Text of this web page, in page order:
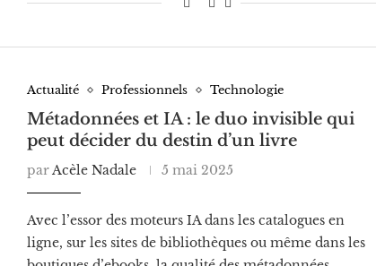
Actualité Professionnels Technologie
Métadonnées et IA : le duo invisible qui
peut décider du destin d’un livre
parAcèle Nadale 5 mai 2025
Avec l’essor des moteurs IA dans les catalogues en
ligne, sur les sites de bibliothèques ou même dans les